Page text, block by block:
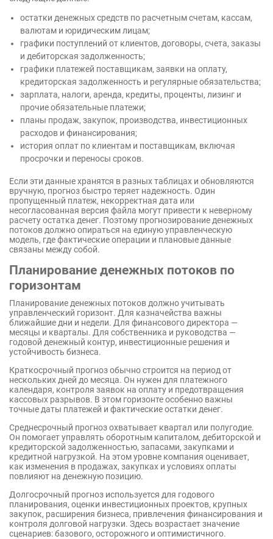
остатки денежных средств по расчетным счетам, кассам,
валютам и юридическим лицам;
графики поступлений от клиентов, договоры, счета, заказы
и дебиторская задолженность;
графики платежей поставщикам, заявки на оплату,
кредиторская задолженность и регулярные обязательства;
зарплата, налоги, аренда, кредиты, проценты, лизинг и
прочие обязательные платежи;
планы продаж, закупок, производства, инвестиционных
расходов и финансирования;
история оплат по клиентам и поставщикам, включая
просрочки и переносы сроков.
Если эти данные хранятся в разных таблицах и обновляются
вручную, прогноз быстро теряет надежность. Один
пропущенный платеж, некорректная дата или
несогласованная версия файла могут привести к неверному
расчету остатка денег. Поэтому прогнозирование денежных
потоков должно опираться на единую управленческую
модель, где фактические операции и плановые данные
связаны между собой.
Планирование денежных потоков по
горизонтам
Планирование денежных потоков должно учитывать
управленческий горизонт. Для казначейства важны
ближайшие дни и недели. Для финансового директора —
месяцы и кварталы. Для собственника и руководства —
годовой денежный контур, инвестиционные решения и
устойчивость бизнеса.
Краткосрочный прогноз обычно строится на период от
нескольких дней до месяца. Он нужен для платежного
календаря, контроля заявок на оплату и предотвращения
кассовых разрывов. В этом горизонте особенно важны
точные даты платежей и фактические остатки денег.
Среднесрочный прогноз охватывает квартал или полугодие.
Он помогает управлять оборотным капиталом, дебиторской и
кредиторской задолженностью, запасами, закупками и
кредитной нагрузкой. На этом уровне компания оценивает,
как изменения в продажах, закупках и условиях оплаты
повлияют на денежную позицию.
Долгосрочный прогноз используется для годового
планирования, оценки инвестиционных проектов, крупных
закупок, расширения бизнеса, привлечения финансирования и
контроля долговой нагрузки. Здесь возрастает значение
сценариев: базового, осторожного и оптимистичного.